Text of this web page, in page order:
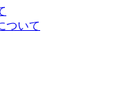
ついて